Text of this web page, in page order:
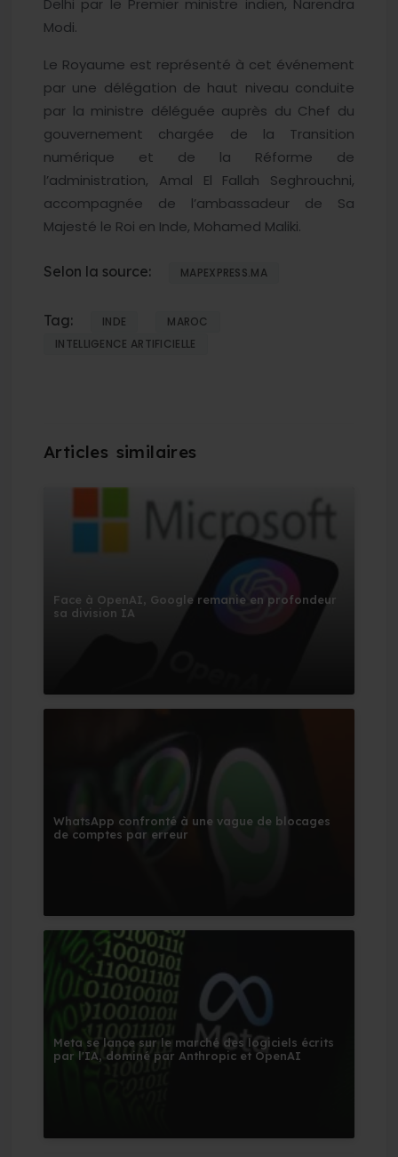
Modi.
Le Royaume est représenté à cet événement
par une délégation de haut niveau conduite
par la ministre déléguée auprès du Chef du
gouvernement chargée de la Transition
numérique et de la Réforme de
l’administration, Amal El Fallah Seghrouchni,
accompagnée de l’ambassadeur de Sa
Majesté le Roi en Inde, Mohamed Maliki.
Selon la source: MAPEXPRESS.MA
Tag: INDE
MAROC
INTELLIGENCE ARTIFICIELLE
Face à OpenAI, Google remanie en profondeur
sa division IA
WhatsApp confronté à une vague de blocages
de comptes par erreur
Meta se lance sur le marché des logiciels écrits
par l'IA, dominé par Anthropic et OpenAI